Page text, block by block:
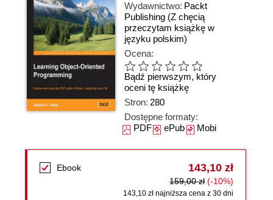
Wydawnictwo: Packt
Publishing (Z chęcią
przeczytam książkę w
języku polskim)
Ocena:
Bądź pierwszym, który
oceni tę książkę
Stron: 280
Dostępne formaty:
PDFePubMobi
Ebook 143,10 zł
159,00 zł (-10%)
143,10 zł najniższa cena z 30 dni